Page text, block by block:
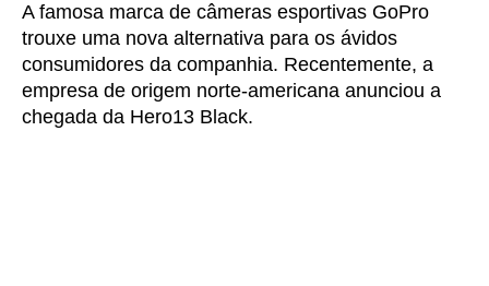
A famosa marca de câmeras esportivas GoPro
trouxe uma nova alternativa para os ávidos
consumidores da companhia. Recentemente, a
empresa de origem norte-americana anunciou a
chegada da Hero13 Black.